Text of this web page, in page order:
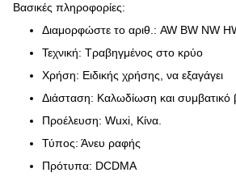
Βασικές πληροφορίες:
Διαμορφώστε το αριθ.: AW BW NW
Τεχνική: Τραβηγμένος στο κρύο
Χρήση: Ειδικής χρήσης, να εξαγάγει
Διάσταση: Καλωδίωση και συμβατικό
Προέλευση: Wuxi, Κίνα.
Τύπος: Άνευ ραφής
Πρότυπα: DCDMA